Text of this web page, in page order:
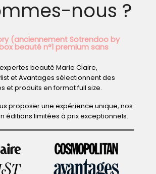
nous ?
(anciennement Sotrendoo by
beauté n°1 premium sans
beauté Marie Claire,
et Avantages sélectionnent des
et produits en format full size.
proposer une expérience unique, nos
éditions limitées à prix exceptionnels.